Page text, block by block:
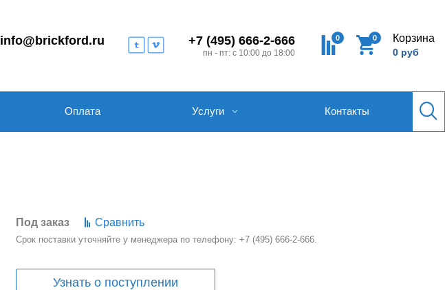
info@brickford.ru +7 (495) 666-2-666
пн - пт: с 10:00 до 18:00
0 0 Корзина
0 руб
Оплата Услуги Контакты
Под заказ Сравнить
Срок поставки уточняйте у менеджера по телефону: +7 (495) 666-2-666.
Узнать о поступлении